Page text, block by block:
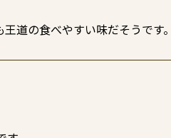
道の食べやすい味だそうです。